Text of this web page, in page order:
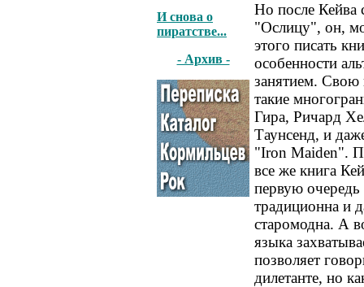
И снова о
пиратстве...
- Архив -
Но после Кейва
"Ослицу", он,
этого писать
особенности
занятием. Свою
такие
Гира, Ричард
Таунсенд, и
"Iron Maiden".
все же книга
первую очередь
традиционна и
старомодна. А
языка
позволяет
дилетанте, но